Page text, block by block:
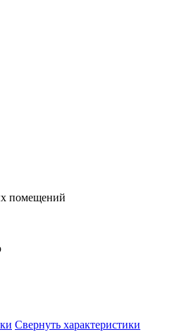
помещений
Свернуть характеристики